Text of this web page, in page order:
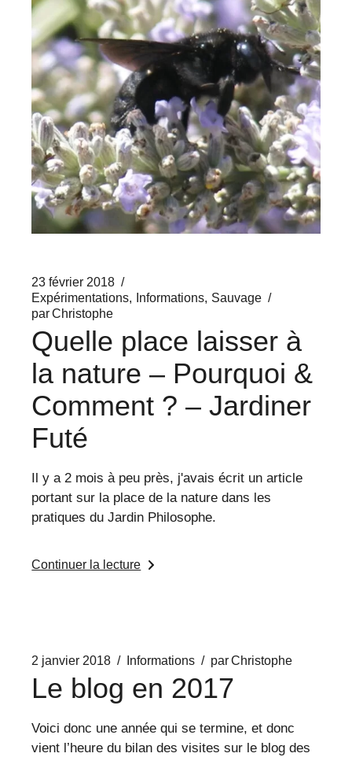
23 février 2018
Expérimentations
Informations Sauvage
parChristophe
Quelle place laisser à
la nature – Pourquoi &
Comment ? – Jardiner
Futé
Il y a 2 mois à peu près, j'avais écrit un article
portant sur la place de la nature dans les
pratiques du Jardin Philosophe.
Continuer la lecture
2 janvier 2018 Informations parChristophe
Le blog en 2017
Voici donc une année qui se termine, et donc
vient l’heure du bilan des visites sur le blog des